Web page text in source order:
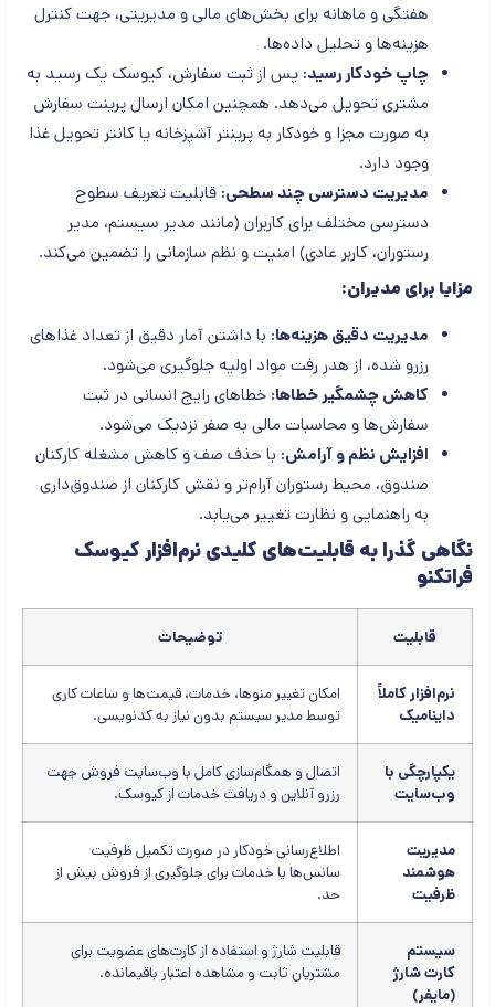
هفتگی و ماهانه برای بخش‌های مالی و مدیریتی، جهت کنترل
هزینه‌ها و تحلیل داده‌ها.
چاپ خودکار رسید: پس از ثبت سفارش، کیوسک یک رسید به
مشتری تحویل می‌دهد. همچنین امکان ارسال پرینت سفارش
به صورت مجزا و خودکار به پرینتر آشپزخانه یا کانتر تحویل غذا
وجود دارد.
مدیریت دسترسی چند سطحی: قابلیت تعریف سطوح
دسترسی مختلف برای کاربران (مانند مدیر سیستم، مدیر
رستوران، کاربر عادی) امنیت و نظم سازمانی را تضمین می‌کند.
مزایا برای مدیران:
مدیریت دقیق هزینه‌ها: با داشتن آمار دقیق از تعداد غذاهای
رزرو شده، از هدر رفت مواد اولیه جلوگیری می‌شود.
کاهش چشمگیر خطاها: خطاهای رایج انسانی در ثبت
سفارش‌ها و محاسبات مالی به صفر نزدیک می‌شود.
افزایش نظم و آرامش: با حذف صف و کاهش مشغله کارکنان
صندوق، محیط رستوران آرام‌تر و نقش کارکنان از صندوق‌داری
به راهنمایی و نظارت تغییر می‌یابد.
نگاهی گذرا به قابلیت‌های کلیدی نرم‌افزار کیوسک
فراتکنو
قابلیت توضیحات
نرم‌افزار کاملاً
داینامیک
امکان تغییر منوها، خدمات، قیمت‌ها و ساعات کاری
توسط مدیر سیستم بدون نیاز به کدنویسی.
یکپارچگی با
وب‌سایت
اتصال و همگام‌سازی کامل با وب‌سایت فروش جهت
رزرو آنلاین و دریافت خدمات از کیوسک.
مدیریت
هوشمند
ظرفیت
اطلاع‌رسانی خودکار در صورت تکمیل ظرفیت
سانس‌ها یا خدمات برای جلوگیری از فروش بیش از
حد.
سیستم
کارت شارژ
(مایفر)
قابلیت شارژ و استفاده از کارت‌های عضویت برای
مشتریان ثابت و مشاهده اعتبار باقیمانده.